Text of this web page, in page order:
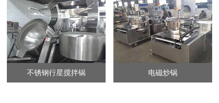
不锈钢行星搅拌锅 电磁炒锅